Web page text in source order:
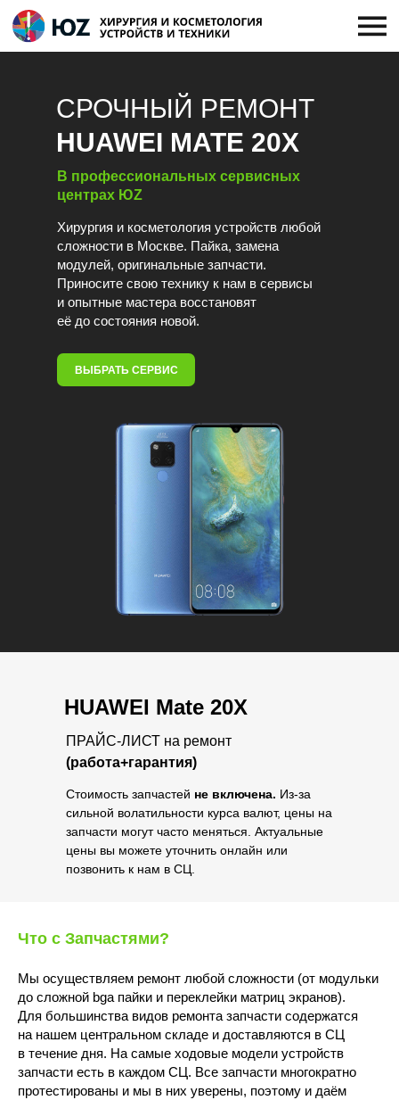
Хирургия и косметология устройств любой
сложности в Москве. Пайка, замена
модулей, оригинальные запчасти.
Приносите свою технику к нам в сервисы
и опытные мастера восстановят
её до состояния новой.
В профессиональных сервисных
центрах ЮZ
ВЫБРАТЬ СЕРВИС
СРОЧНЫЙ РЕМОНТ
HUAWEI MATE 20X
HUAWEI Mate 20X
ПРАЙС-ЛИСТ на ремонт
(работа+гарантия)
Стоимость запчастей не включена. Из-за
сильной волатильности курса валют, цены на
запчасти могут часто меняться. Актуальные
цены вы можете уточнить онлайн или
позвонить к нам в СЦ.
Что с Запчастями?
Мы осуществляем ремонт любой сложности (от модульки
до сложной bga пайки и переклейки матриц экранов).
Для большинства видов ремонта запчасти содержатся
на нашем центральном складе и доставляются в СЦ
в течение дня. На самые ходовые модели устройств
запчасти есть в каждом СЦ. Все запчасти многократно
протестированы и мы в них уверены, поэтому и даём